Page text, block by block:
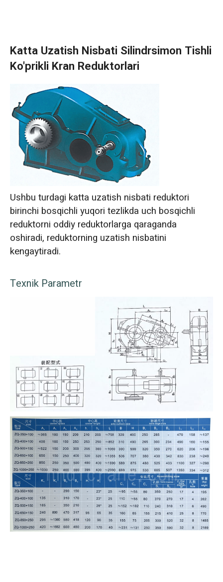
Katta Uzatish Nisbati Silindrsimon Tishli
Ko'prikli Kran Reduktorlari
Ushbu turdagi katta uzatish nisbati reduktori
birinchi bosqichli yuqori tezlikda uch bosqichli
reduktorni oddiy reduktorlarga qaraganda
oshiradi, reduktorning uzatish nisbatini
kengaytiradi.
Texnik Parametr